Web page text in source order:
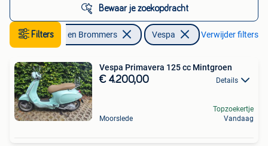
Bewaar je zoekopdracht
Filters
Fietsen en Brommers Vespa Verwijder filters
Vespa Primavera 125 cc Mintgroen
€ 4.200,00 Details
Moorslede
Topzoekertje
Vandaag